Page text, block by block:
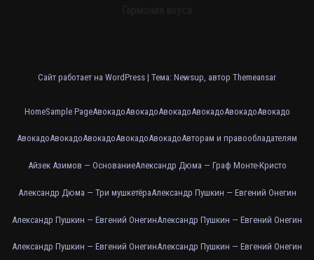
Гармония вкуса
Сайт работает на WordPress | Тема: Newsup, автор Themeansar
HomeSample PageАвокадоАвокадоАвокадоАвокадоАвокадоАвокадо
АвокадоАвокадоАвокадоАвокадоАвокадоАвторам и правообладателям
Айзек Азимов — ОснованиеАлександр Дюма — Граф Монте-Кристо
Александр Дюма — Три мушкетёраАлександр Пушкин — Евгений Онегин
Александр Пушкин — Евгений ОнегинАлександр Пушкин — Евгений Онегин
Александр Пушкин — Евгений ОнегинАлександр Пушкин — Евгений Онегин